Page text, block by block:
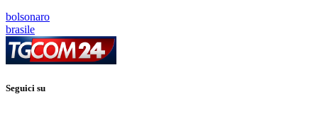
bolsonaro
brasile
Seguici su